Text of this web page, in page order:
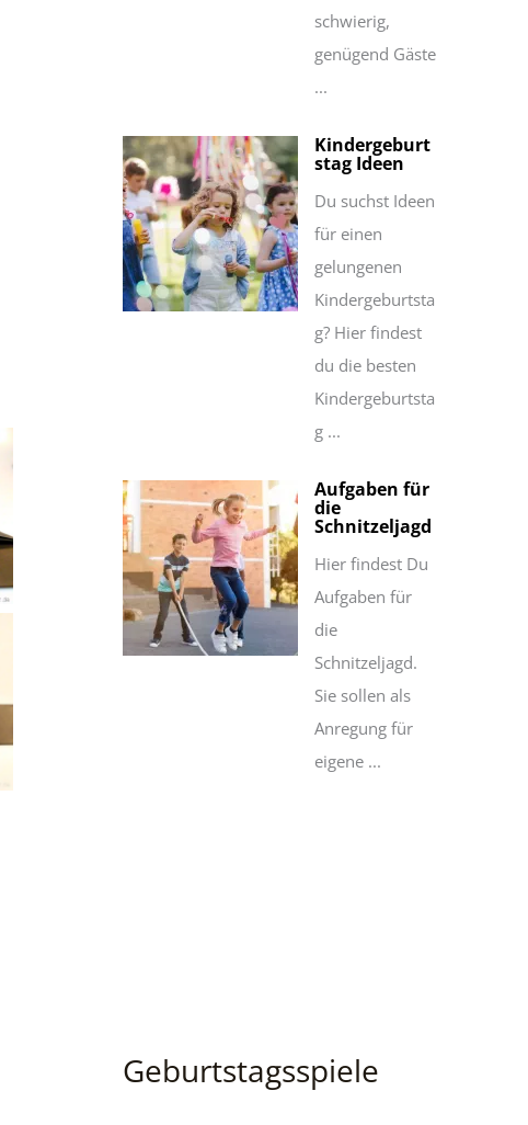
schwierig,
genügend Gäste
...
Kindergeburt
stag Ideen
Du suchst Ideen
für einen
gelungenen
Kindergeburtsta
g? Hier findest
du die besten
Kindergeburtsta
g ...
Aufgaben für
die
Schnitzeljagd
Hier findest Du
Aufgaben für
die
Schnitzeljagd.
Sie sollen als
Anregung für
eigene ...
Geburtstagsspiele